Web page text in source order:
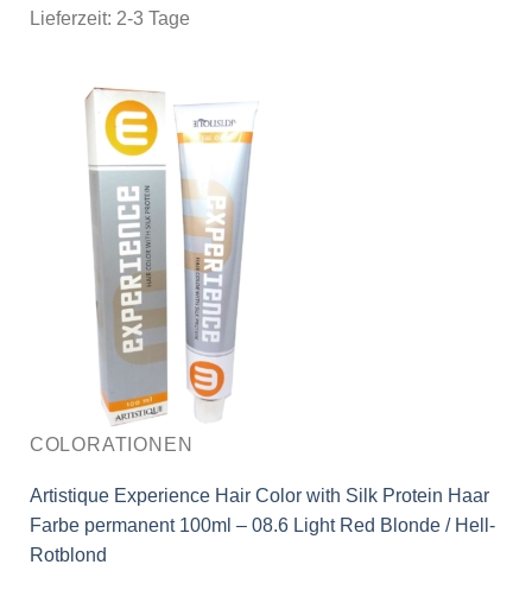
Lieferzeit: 2-3 Tage
COLORATIONEN
Artistique Experience Hair Color with Silk Protein Haar
Farbe permanent 100ml – 08.6 Light Red Blonde / Hell-
Rotblond